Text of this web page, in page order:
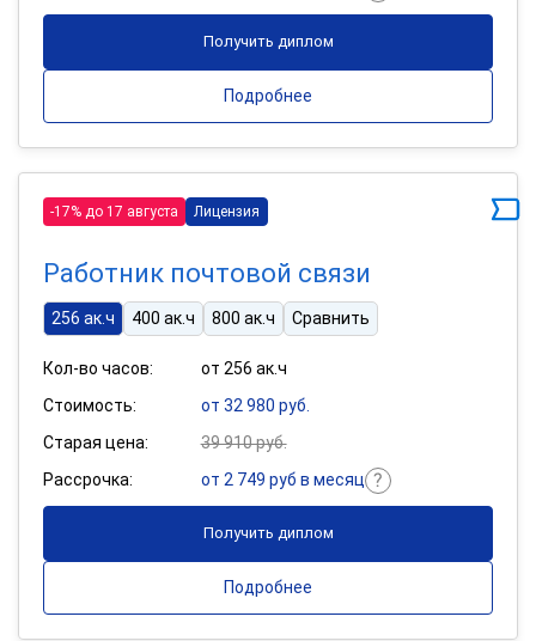
Получить диплом
Подробнее
-17% до 17 августа Лицензия
Работник почтовой связи
256 ак.ч 400 ак.ч 800 ак.ч Сравнить
Кол-во часов:
от 256 ак.ч
Стоимость:
от 32 980 руб.
Старая цена:
39 910 руб.
Рассрочка:
от 2 749 руб в месяц
Получить диплом
Подробнее